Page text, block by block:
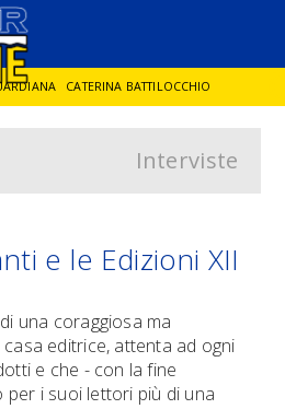
CATERINA BATTILOCCHIO
GIANCARLO DE CATALDO
Interviste
e le Edizioni XII
una coraggiosa ma
editrice, attenta ad ogni
e che - con la fine
per i suoi lettori più di una